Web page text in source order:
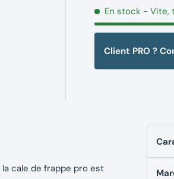
En stock - Vite,
Client PRO ?
cale de frappe pro est